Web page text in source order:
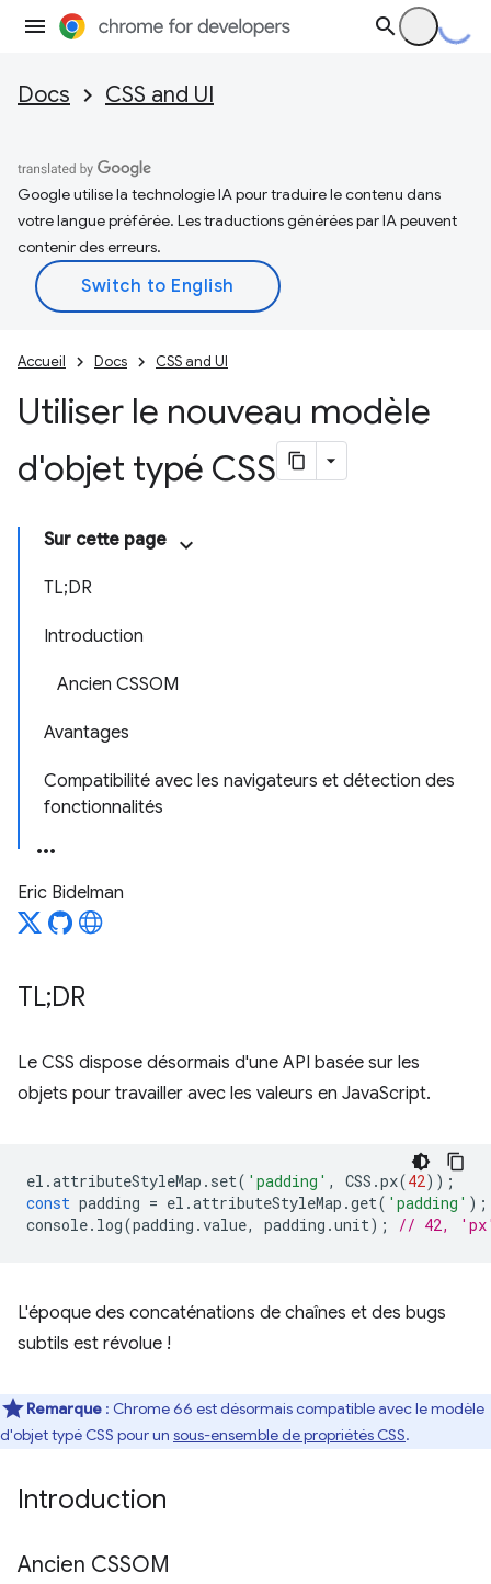
Docs CSS and UI
Google utilise la technologie IA pour traduire le contenu dans
votre langue préférée. Les traductions générées par IA peuvent
contenir des erreurs.
Accueil Docs CSS and UI
Utiliser le nouveau modèle
d'objet typé CSS
Sur cette page
TL;DR
Introduction
Ancien CSSOM
Avantages
Compatibilité avec les navigateurs et détection des
fonctionnalités
Eric Bidelman
TL;DR
Le CSS dispose désormais d'une API basée sur les
objets pour travailler avec les valeurs en JavaScript.
el .attributeStyleMap . set( 'padding' , CSS .px(42));
const padding = el .attributeStyleMap .get( 'padding' );
console. log(padding .value, padding .unit); // 42,
L'époque des concaténations de chaînes et des bugs
subtils est révolue !
Remarque : Chrome 66 est désormais compatible avec le modèle
d'objet typé CSS pour un sous-ensemble de propriétés CSS.
Introduction
Ancien CSSOM